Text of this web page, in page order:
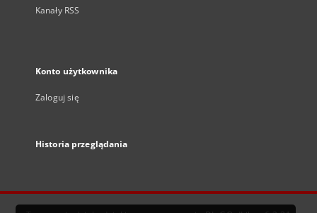
Kanały RSS
Konto użytkownika
Zaloguj się
Historia przeglądania